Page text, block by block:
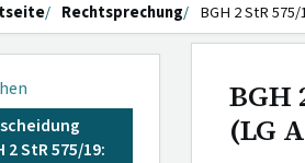
Rechtsprechung BGH 2 StR
2 StR 575/19:
BGH
(LG